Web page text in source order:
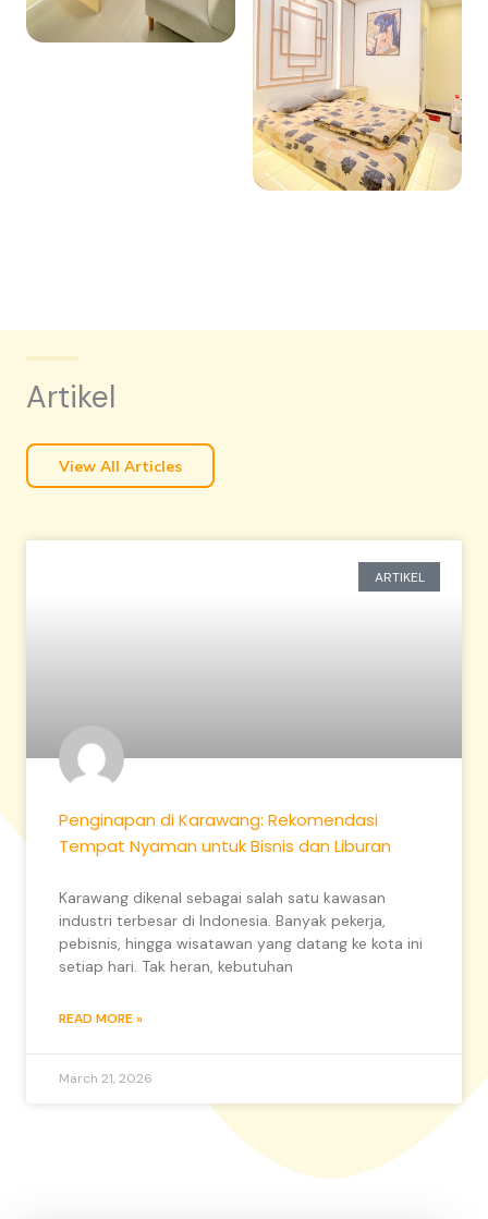
Artikel
View All Articles
ARTIKEL
Penginapan di Karawang: Rekomendasi
Tempat Nyaman untuk Bisnis dan Liburan
Karawang dikenal sebagai salah satu kawasan
industri terbesar di Indonesia. Banyak pekerja,
pebisnis, hingga wisatawan yang datang ke kota ini
setiap hari. Tak heran, kebutuhan
READ MORE »
March 21, 2026